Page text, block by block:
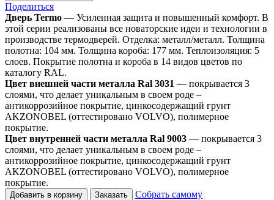
Поделиться
Дверь Termo — Усиленная защита и повышенный комфорт. В
этой серии реализованы все новаторские идеи и технологии в
производстве термодверей. Отделка: металл/металл. Толщина
полотна: 104 мм. Толщина короба: 177 мм. Теплоизоляция: 5
слоев. Покрытие полотна и короба в 14 видов цветов по
каталогу RAL.
Цвет внешней части металла Ral 3031 — покрывается 3
слоями, что делает уникальным в своем роде –
антикоррозийное покрытие, цинкосодержащий грунт
AKZONOBEL (оттестировано VOLVO), полимерное
покрытие.
Цвет внутренней части металла Ral 9003 — покрывается 3
слоями, что делает уникальным в своем роде –
антикоррозийное покрытие, цинкосодержащий грунт
AKZONOBEL (оттестировано VOLVO), полимерное
покрытие.
Добавить в корзину Заказать
Собрать самому